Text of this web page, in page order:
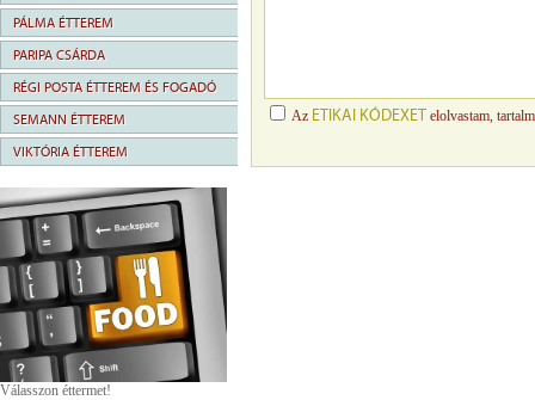
PÁLMA ÉTTEREM
PARIPA CSÁRDA
RÉGI POSTA ÉTTEREM ÉS FOGADÓ
SEMANN ÉTTEREM
VIKTÓRIA ÉTTEREM
Válasszon éttermet!
Az ETIKAI KÓDEXET elolvastam,